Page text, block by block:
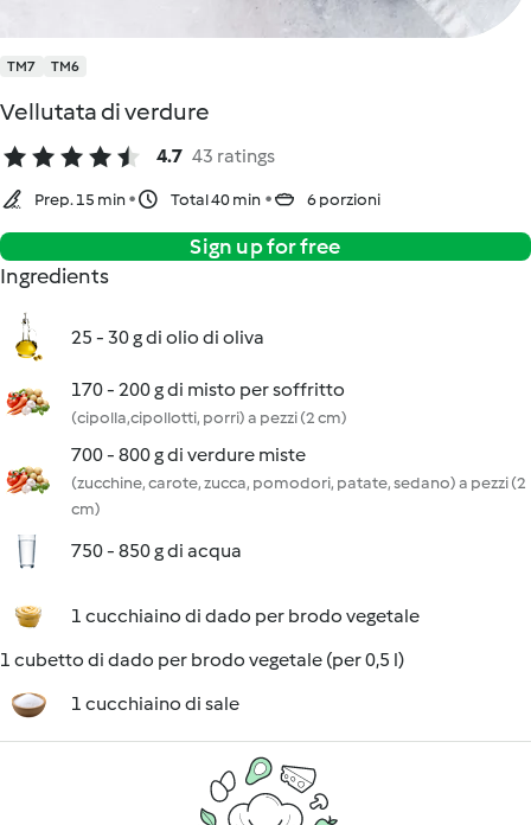
TM7 TM6
Vellutata di verdure
4.7 43 ratings
Prep. 15 min Total 40 min 6 porzioni
Sign up for free
Ingredients
25 - 30 g di olio di oliva
170 - 200 g di misto per soffritto
(cipolla,cipollotti, porri) a pezzi (2 cm)
700 - 800 g di verdure miste
(zucchine, carote, zucca, pomodori, patate, sedano) a pezzi (2
cm)
750 - 850 g di acqua
1 cucchiaino di dado per brodo vegetale
1 cubetto di dado per brodo vegetale (per 0,5 l)
1 cucchiaino di sale